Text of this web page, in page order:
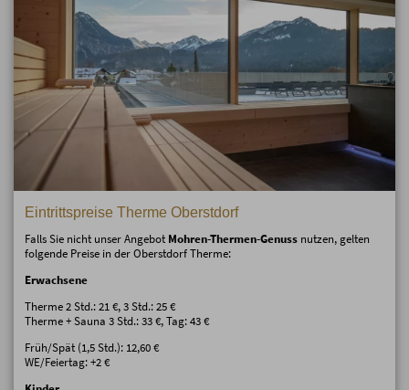
Eintrittspreise Therme Oberstdorf
Falls Sie nicht unser Angebot Mohren-Thermen-Genuss nutzen, gelten
folgende Preise in der Oberstdorf Therme:
Erwachsene
Therme 2 Std.: 21 €, 3 Std.: 25 €
Therme + Sauna 3 Std.: 33 €, Tag: 43 €
Früh/Spät (1,5 Std.): 12,60 €
WE/Feiertag: +2 €